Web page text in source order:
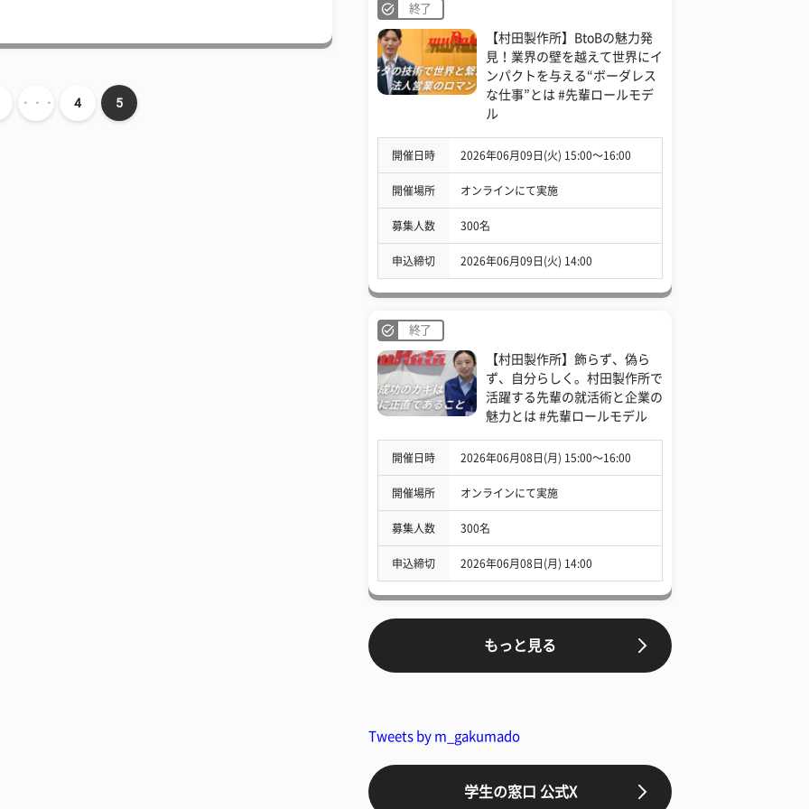
・・・ 4 5
終了
【村田製作所】BtoBの魅力発
見！業界の壁を越えて世界にイ
ンパクトを与える“ボーダレス
な仕事”とは #先輩ロールモデ
ル
開催日時 2026年06月09日(火) 15:00〜16:00
開催場所 オンラインにて実施
募集人数 300名
申込締切 2026年06月09日(火) 14:00
終了
【村田製作所】飾らず、偽ら
ず、自分らしく。村田製作所で
活躍する先輩の就活術と企業の
魅力とは #先輩ロールモデル
開催日時 2026年06月08日(月) 15:00〜16:00
開催場所 オンラインにて実施
募集人数 300名
申込締切 2026年06月08日(月) 14:00
もっと見る
Tweets by m_gakumado
学生の窓口 公式X